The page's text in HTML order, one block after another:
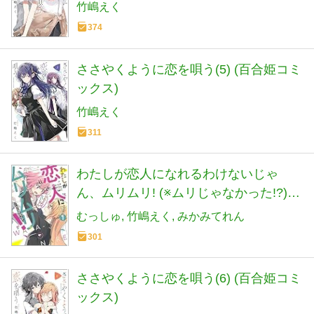
竹嶋えく
374
ささやくように恋を唄う(5) (百合姫コミ
ックス)
竹嶋えく
311
わたしが恋人になれるわけないじゃ
ん、ムリムリ! (※ムリじゃなかった!?) 1
(ヤングジャンプコミックス)
むっしゅ 竹嶋えく みかみてれん
301
ささやくように恋を唄う(6) (百合姫コミ
ックス)